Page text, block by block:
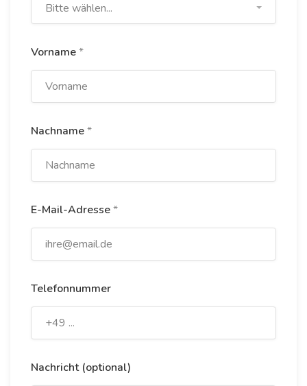
Bitte wählen...
Vorname*
Nachname*
E-Mail-Adresse*
Telefonnummer
Nachricht (optional)